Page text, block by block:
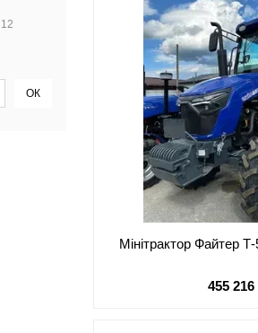
Мінітрактор Файтер
455 216
12
ОК